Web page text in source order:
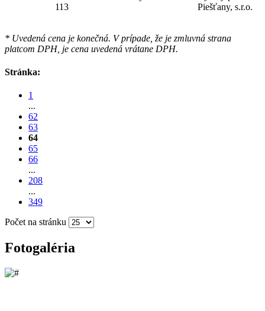
113
Piešťany, s.r.o.
* Uvedená cena je konečná. V prípade, že je zmluvná strana
platcom DPH, je cena uvedená vrátane DPH.
Stránka:
1
...
62
63
64
65
66
...
208
...
349
Počet na stránku
Fotogaléria